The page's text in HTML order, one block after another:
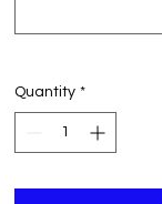
Quantity *